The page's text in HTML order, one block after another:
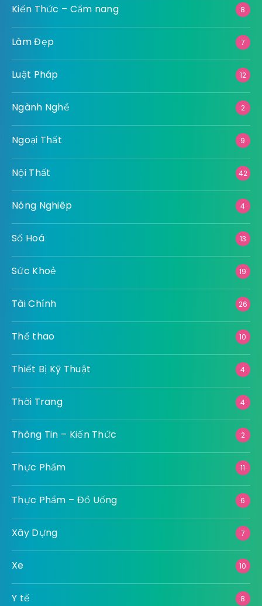
Kiến Thức – Cẩm nang 8
Làm Đẹp 7
Luật Pháp 12
Ngành Nghề 2
Ngoại Thất 9
Nội Thất 42
Nông Nghiêp 4
Số Hoá 13
Sức Khoẻ 19
Tài Chính 26
Thể thao 10
Thiết Bị Kỹ Thuật 4
Thời Trang 4
Thông Tin – Kiến Thức 2
Thực Phẩm 11
Thực Phẩm – Đồ Uống 6
Xây Dựng 7
Xe 10
Y tế 8